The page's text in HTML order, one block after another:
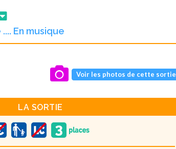
En musique
Voir les photos de cette sortie
LA SORTIE